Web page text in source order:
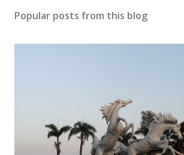
Popular posts from this blog